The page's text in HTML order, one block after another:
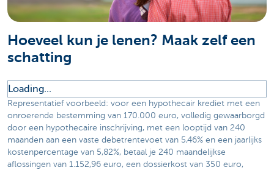
Hoeveel kun je lenen? Maak zelf een
schatting
Loading...
Representatief voorbeeld: voor een hypothecair krediet met een
onroerende bestemming van 170.000 euro, volledig gewaarborgd
door een hypothecaire inschrijving, met een looptijd van 240
maanden aan een vaste debetrentevoet van 5,46% en een jaarlijks
kostenpercentage van 5,82%, betaal je 240 maandelijkse
aflossingen van 1.152,96 euro, een dossierkost van 350 euro,